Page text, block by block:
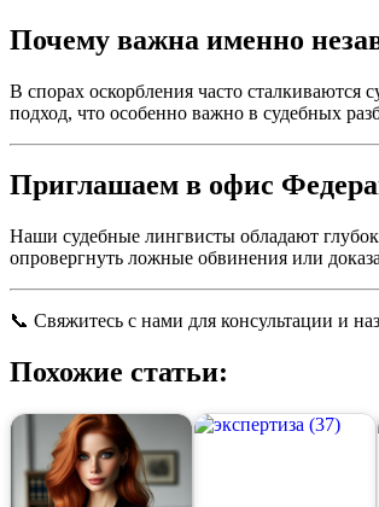
Почему важна именно
В спорах оскорбления часто сталкиваются
подход, что особенно важно в судебных
Приглашаем в офис
Наши судебные лингвисты обладают
опровергнуть ложные обвинения или
📞 Свяжитесь с нами для консультации и
Похожие статьи: